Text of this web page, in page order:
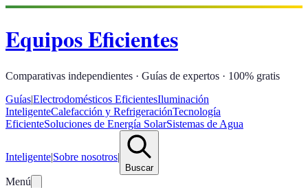
Equipos Eficientes
Comparativas independientes · Guías de expertos · 100% gratis
Guías|Electrodomésticos EficientesIluminación
InteligenteCalefacción y RefrigeraciónTecnología
EficienteSoluciones de Energía SolarSistemas de Agua
Inteligente|Sobre nosotros|
Buscar
Menú